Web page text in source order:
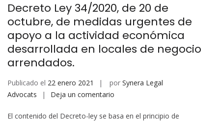
Decreto Ley 34/2020, de 20 de
octubre, de medidas urgentes de
apoyo a la actividad económica
desarrollada en locales de negocio
arrendados.
Publicado el 22 enero 2021 por Synera Legal
Advocats
Deja un comentario
El contenido del Decreto-ley se basa en el principio de